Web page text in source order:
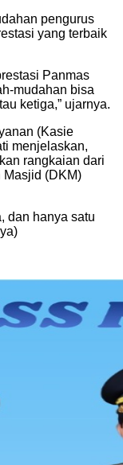
pengurus
yang terbaik
Panmas
mudahan bisa
ketiga,” ujarnya.
(Kasie
menjelaskan,
rangkaian dari
Masjid (DKM)
dan hanya satu